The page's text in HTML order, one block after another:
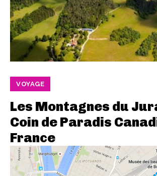
VOYAGE
Les Montagnes du
Coin de Paradis
France